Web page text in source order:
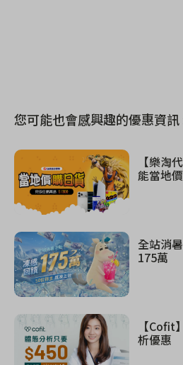
您可能也會感興趣的優惠資訊
【樂淘
能當地
全站消
175萬
【Cofit
析優惠